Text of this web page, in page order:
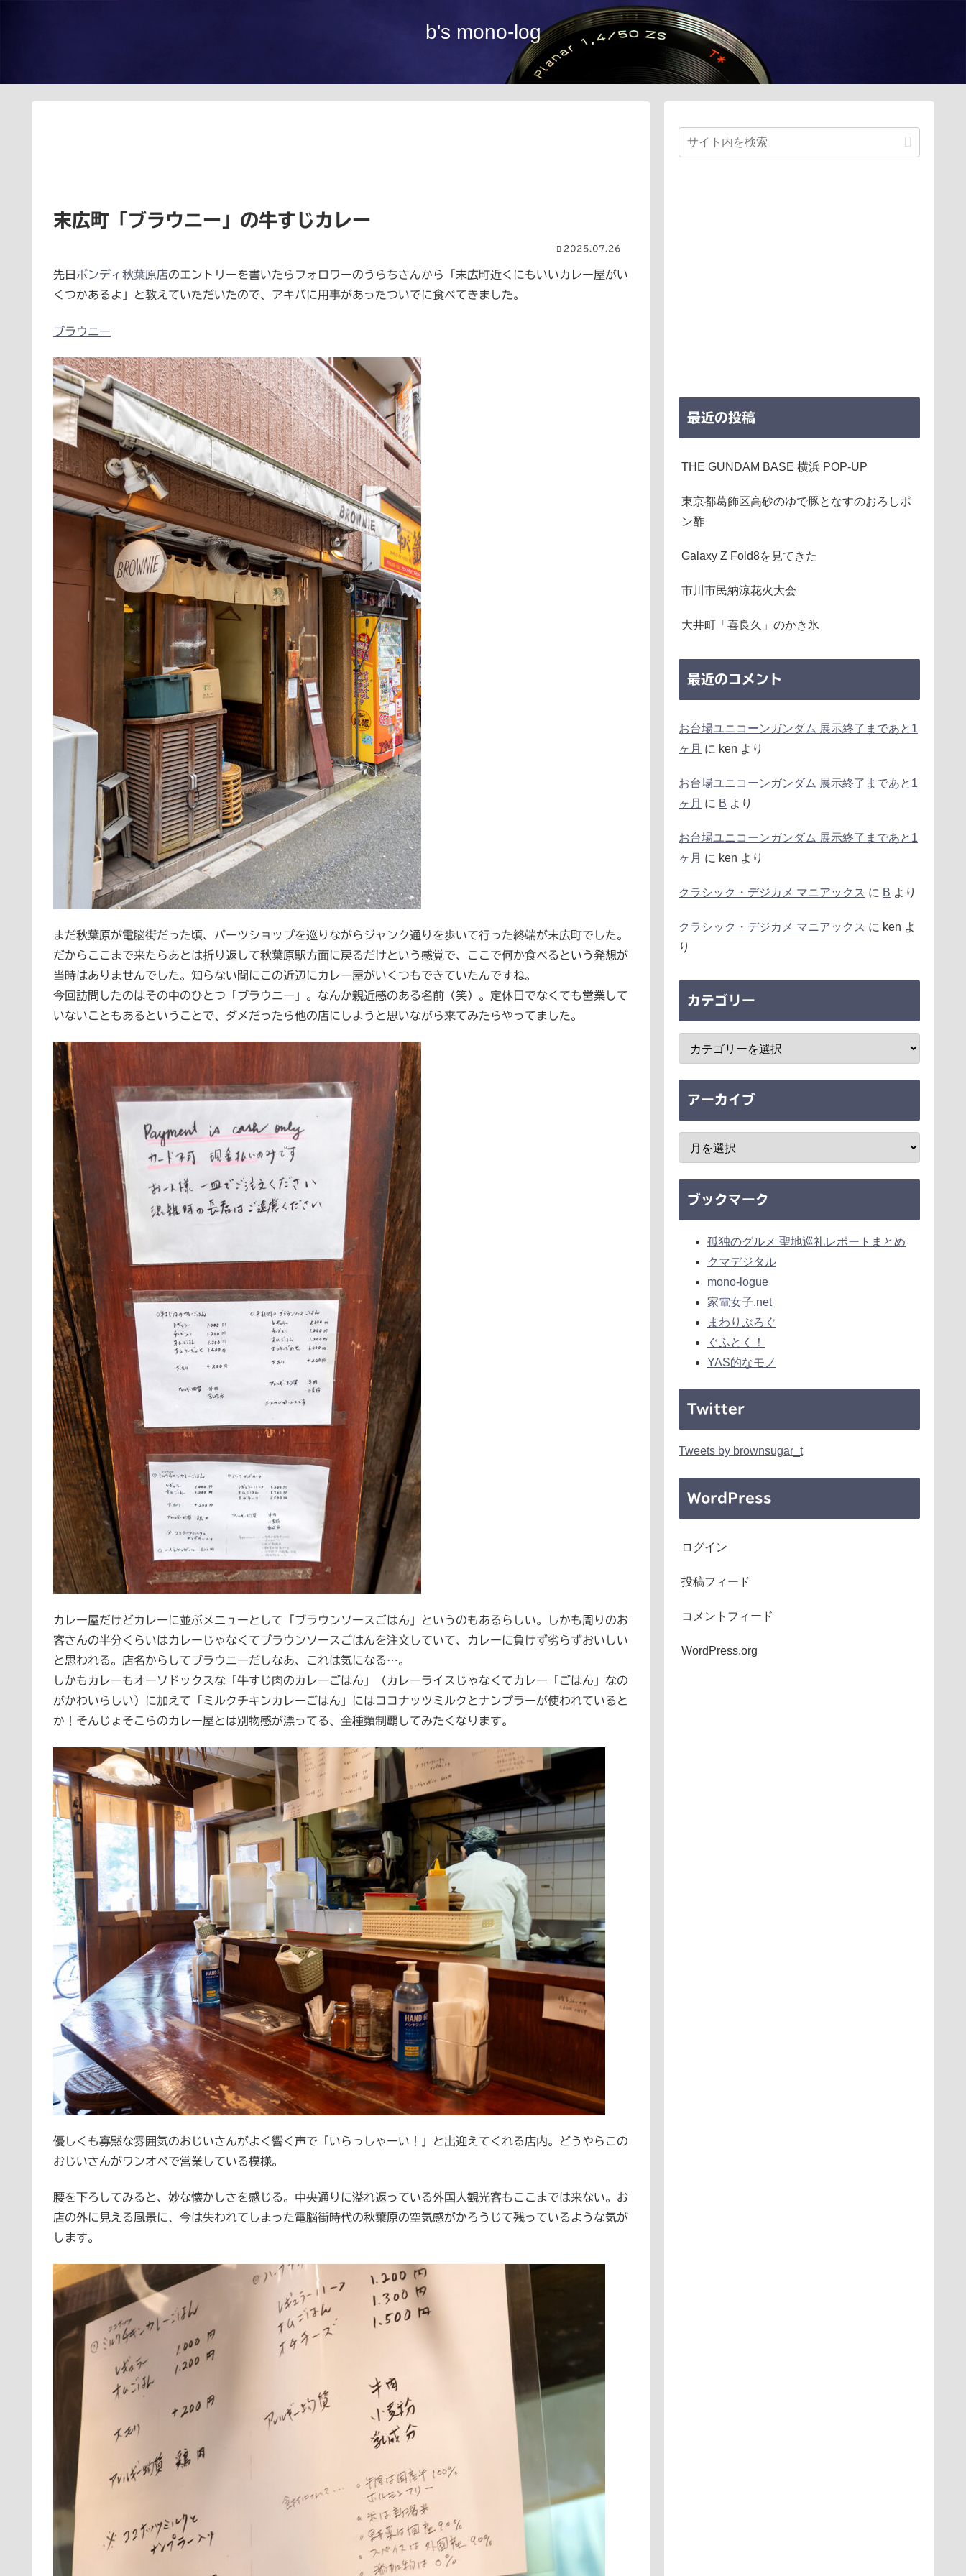
b's mono-log
末広町「ブラウニー」の牛すじカレー
2025.07.26
先日 ボンディ秋葉原店のエントリーを書いたらフォロワーのうらちさんから「末広町近くにもいいカレー屋がい
くつかあるよ」と教えていただいたので、アキバに用事があったついでに食べてきました。
ブラウニー
まだ秋葉原が電脳街だった頃、パーツショップを巡りながらジャンク通りを歩いて行った終端が末広町でした。
だからここまで来たらあとは折り返して秋葉原駅方面に戻るだけという感覚で、ここで何か食べるという発想が
当時はありませんでした。知らない間にこの近辺にカレー屋がいくつもできていたんですね。
今回訪問したのはその中のひとつ「ブラウニー」。なんか親近感のある名前（笑）。定休日でなくても営業して
いないこともあるということで、ダメだったら他の店にしようと思いながら来てみたらやってました。
カレー屋だけどカレーに並ぶメニューとして「ブラウンソースごはん」というのもあるらしい。しかも周りのお
客さんの半分くらいはカレーじゃなくてブラウンソースごはんを注文していて、カレーに負けず劣らずおいしい
と思われる。店名からしてブラウニーだしなあ、これは気になる…。
しかもカレーもオーソドックスな「牛すじ肉のカレーごはん」（カレーライスじゃなくてカレー「ごはん」なの
がかわいらしい）に加えて「ミルクチキンカレーごはん」にはココナッツミルクとナンプラーが使われていると
か！そんじょそこらのカレー屋とは別物感が漂ってる、全種類制覇してみたくなります。
優しくも寡黙な雰囲気のおじいさんがよく響く声で「いらっしゃーい！」と出迎えてくれる店内。どうやらこの
おじいさんがワンオペで営業している模様。
腰を下ろしてみると、妙な懐かしさを感じる。中央通りに溢れ返っている外国人観光客もここまでは来ない。お
店の外に見える風景に、今は失われてしまった電脳街時代の秋葉原の空気感がかろうじて残っているような気が
します。
最近の投稿
THE GUNDAM BASE 横浜 POP-UP
東京都葛飾区高砂のゆで豚となすのおろしポ
ン酢
Galaxy Z Fold8を見てきた
市川市民納涼花火大会
大井町「喜良久」のかき氷
最近のコメント
お台場ユニコーンガンダム 展示終了まであと1
ヶ月 に ken より
お台場ユニコーンガンダム 展示終了まであと1
ヶ月 に B より
お台場ユニコーンガンダム 展示終了まであと1
ヶ月 に ken より
クラシック・デジカメ マニアックス に B より
クラシック・デジカメ マニアックス に ken よ
り
カテゴリー
アーカイブ
ブックマーク
孤独のグルメ 聖地巡礼レポートまとめ
クマデジタル
mono-logue
家電女子.net
まわりぶろぐ
ぐふとく！
YAS的なモノ
Twitter
Tweets by brownsugar_t
WordPress
ログイン
投稿フィード
コメントフィード
WordPress.org